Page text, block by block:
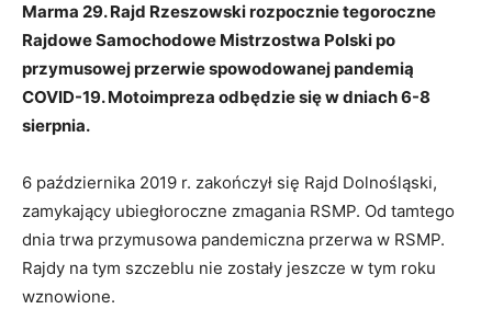
Marma 29. Rajd Rzeszowski rozpocznie tegoroczne
Rajdowe Samochodowe Mistrzostwa Polski po
przymusowej przerwie spowodowanej pandemią
COVID-19. Motoimpreza odbędzie się w dniach 6-8
sierpnia.
6 października 2019 r. zakończył się Rajd Dolnośląski,
zamykający ubiegłoroczne zmagania RSMP. Od tamtego
dnia trwa przymusowa pandemiczna przerwa w RSMP.
Rajdy na tym szczeblu nie zostały jeszcze w tym roku
wznowione.